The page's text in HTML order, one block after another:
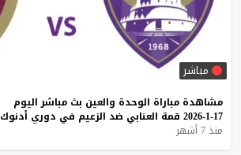
مباشر
مشاهدة مباراة الوحدة والعين بث مباشر اليوم
17-1-2026
قمة العنابي ضد الزعيم في دوري أدنوك
منذ 7 أشهر